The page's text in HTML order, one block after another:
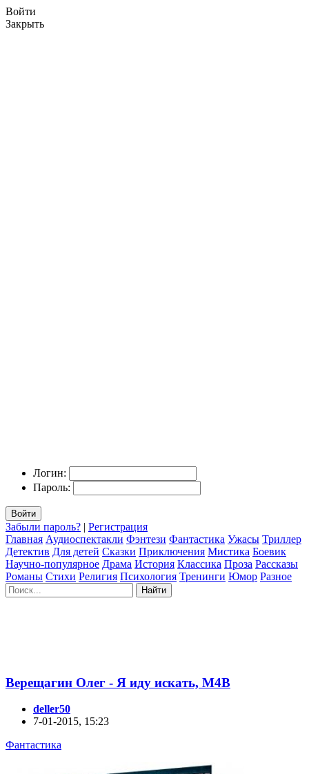
Войти
Закрыть
Логин:
Пароль:
Войти
Забыли пароль? | Регистрация
Главная Аудиоспектакли Фэнтези Фантастика Ужасы Триллер
Детектив Для детей Сказки Приключения Мистика Боевик
Научно-популярное Драма История Классика Проза Рассказы
Романы Стихи Религия Психология Тренинги Юмор Разное
Найти
Верещагин Олег - Я иду искать, М4В
deller50
7-01-2015, 15:23
Фантастика